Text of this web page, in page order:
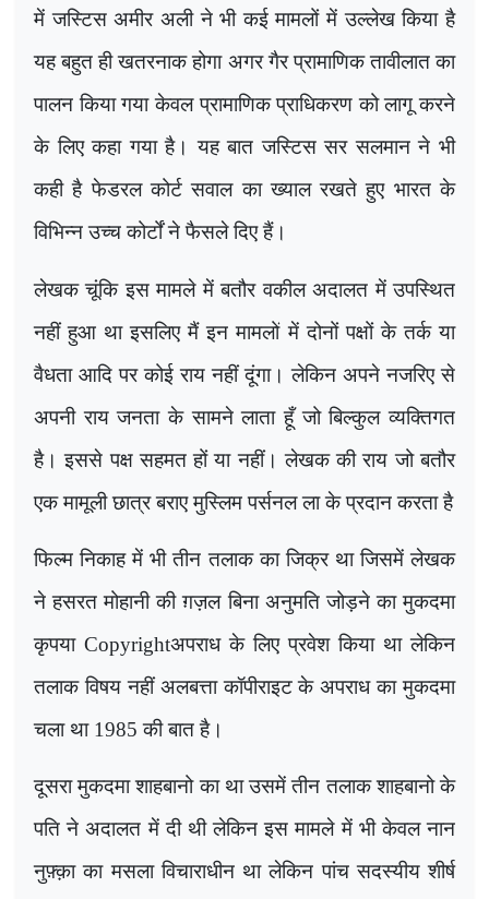
में जस्टिस अमीर अली ने भी कई मामलों में उल्लेख किया है
यह बहुत ही खतरनाक होगा अगर गैर प्रामाणिक तावीलात का
पालन किया गया केवल प्रामाणिक प्राधिकरण को लागू करने
के लिए कहा गया है। यह बात जस्टिस सर सलमान ने भी
कही है फेडरल कोर्ट सवाल का ख्याल रखते हुए भारत के
विभिन्न उच्च कोर्टों ने फैसले दिए हैं।
लेखक चूंकि इस मामले में बतौर वकील अदालत में उपस्थित
नहीं हुआ था इसलिए मैं इन मामलों में दोनों पक्षों के तर्क या
वैधता आदि पर कोई राय नहीं दूंगा। लेकिन अपने नजरिए से
अपनी राय जनता के सामने लाता हूँ जो बिल्कुल व्यक्तिगत
है। इससे पक्ष सहमत हों या नहीं। लेखक की राय जो बतौर
एक मामूली छात्र बराए मुस्लिम पर्सनल ला के प्रदान करता है
फिल्म निकाह में भी तीन तलाक का जिक्र था जिसमें लेखक
ने हसरत मोहानी की ग़ज़ल बिना अनुमति जोड़ने का मुकदमा
कृपया Copyrightअपराध के लिए प्रवेश किया था लेकिन
तलाक विषय नहीं अलबत्ता कॉपीराइट के अपराध का मुकदमा
चला था 1985 की बात है।
दूसरा मुकदमा शाहबानो का था उसमें तीन तलाक शाहबानो के
पति ने अदालत में दी थी लेकिन इस मामले में भी केवल नान
नुफ़्क़ा का मसला विचाराधीन था लेकिन पांच सदस्यीय शीर्ष